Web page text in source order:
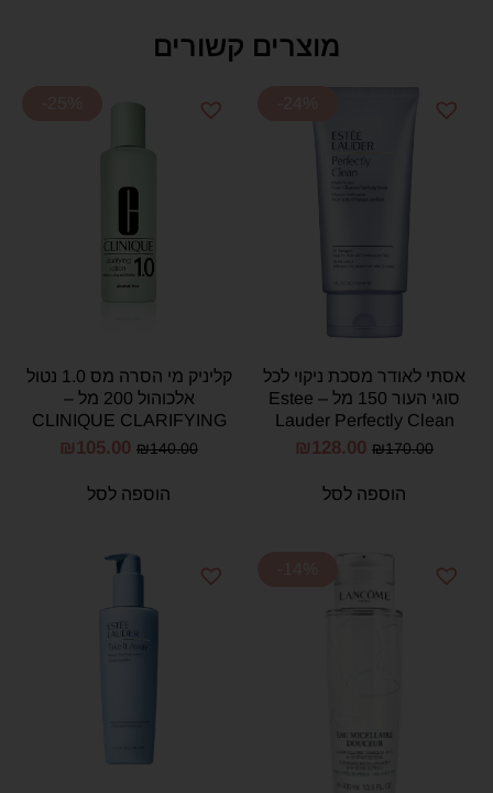
מוצרים קשורים
אסתי לאודר מסכת ניקוי לכל
סוגי העור 150 מל – Estee
Lauder Perfectly Clean
Multi-Action Foam
₪170.00
₪128.00
הוספה לסל
קליניק מי הסרה מס 1.0 נטול
אלכוהול 200 מל –
CLINIQUE CLARIFYING
LOTION 1.0 200ML
₪140.00
₪105.00
הוספה לסל